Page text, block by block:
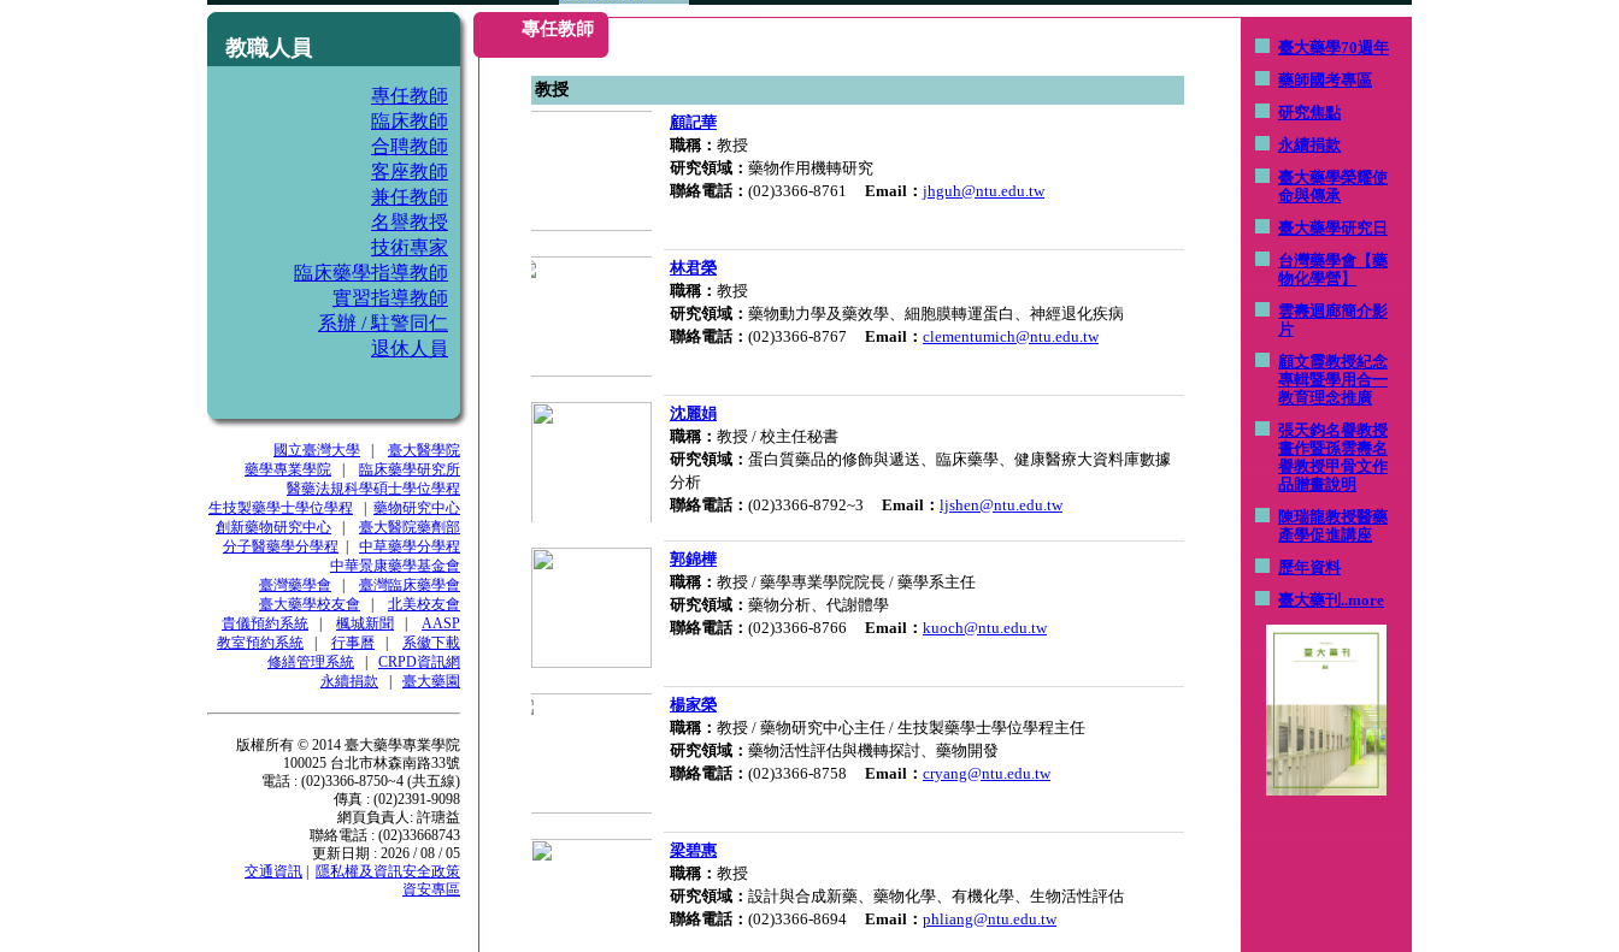
教職人員
專任教師
臨床教師
合聘教師
客座教師
兼任教師
名譽教授
技術專家
臨床藥學指導教師
實習指導教師
系辦 / 駐警同仁
退休人員
國立臺灣大學
臺大醫學院
藥學專業學院
臨床藥學研究所
醫藥法規科學碩士學位學程
生技製藥學士學位學程
藥物研究中心
創新藥物研究中心
臺大醫院藥劑部
分子醫藥學分學程
中草藥學分學程
中華景康藥學基金會
臺灣藥學會
臺灣臨床藥學會
臺大藥學校友會
北美校友會
貴儀預約系統
楓城新聞
AASP
教室預約系統
行事曆
系徽下載
修繕管理系統
CRPD資訊網
永續捐款
臺大藥園
版權所有 © 2014 臺大藥學專業學院
100025 台北市林森南路33號
電話 : (02)3366-8750~4 (共五線)
傳真 : (02)2391-9098
網頁負責人: 許瑭益
聯絡電話 : (02)33668743
更新日期 : 2026 / 08 / 05
交通資訊
隱私權及資訊安全政策
資安專區
專任教師
臺大藥學70週年
藥師國考專區
研究焦點
永續捐款
臺大藥學榮耀使
命與傳承
臺大藥學研究日
台灣藥學會【藥
物化學營】
雲燾迴廊簡介影
片
顧文霞教授紀念
專輯暨學用合一
教育理念推廣
張天鈞名譽教授
畫作暨孫雲燾名
譽教授甲骨文作
品贈畫說明
陳瑞龍教授醫藥
產學促進講座
歷年資料
臺大藥刊 ..more
教授
顧記華
職稱： 教授
研究領域： 藥物作用機轉研究
聯絡電話： (02)3366-8761 Email： jhguh@ntu.edu.tw
林君榮
職稱： 教授
研究領域： 藥物動力學及藥效學、細胞膜轉運蛋白、神經退化疾病
聯絡電話： (02)3366-8767 Email： clementumich@ntu.edu.tw
沈麗娟
職稱： 教授 / 校主任秘書
研究領域： 蛋白質藥品的修飾與遞送、臨床藥學、健康醫療大資料庫數據
分析
聯絡電話： (02)3366-8792~3 Email： ljshen@ntu.edu.tw
郭錦樺
職稱： 教授 / 藥學專業學院院長 / 藥學系主任
研究領域： 藥物分析、代謝體學
聯絡電話： (02)3366-8766 Email： kuoch@ntu.edu.tw
楊家榮
職稱： 教授 / 藥物研究中心主任 / 生技製藥學士學位學程主任
研究領域： 藥物活性評估與機轉探討、藥物開發
聯絡電話： (02)3366-8758 Email： cryang@ntu.edu.tw
梁碧惠
職稱： 教授
研究領域： 設計與合成新藥、藥物化學、有機化學、生物活性評估
聯絡電話： (02)3366-8694 Email： phliang@ntu.edu.tw